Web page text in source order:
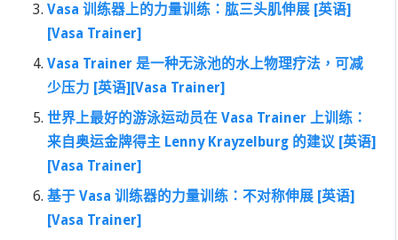
Vasa 训练器上的力量训练：肱三头肌伸展 [英语]
[Vasa Trainer]
Vasa Trainer 是一种无泳池的水上物理疗法，可减
少压力 [英语][Vasa Trainer]
世界上最好的游泳运动员在 Vasa Trainer 上训练：
来自奥运金牌得主 Lenny Krayzelburg 的建议 [英语]
[Vasa Trainer]
基于 Vasa 训练器的力量训练：不对称伸展 [英语]
[Vasa Trainer]